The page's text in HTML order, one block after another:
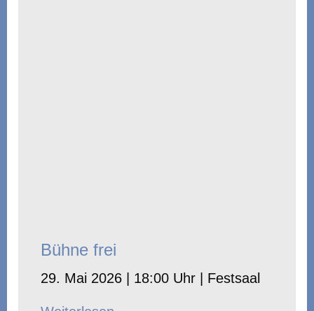
Bühne frei
29. Mai 2026 | 18:00 Uhr | Festsaal